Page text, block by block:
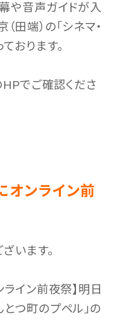
幕や音声ガイドが入
田端）の「シネマ・
おります。
HPでご確認くださ
オンライン前
います。
ライン前夜祭】明日
つ町のプペル」の